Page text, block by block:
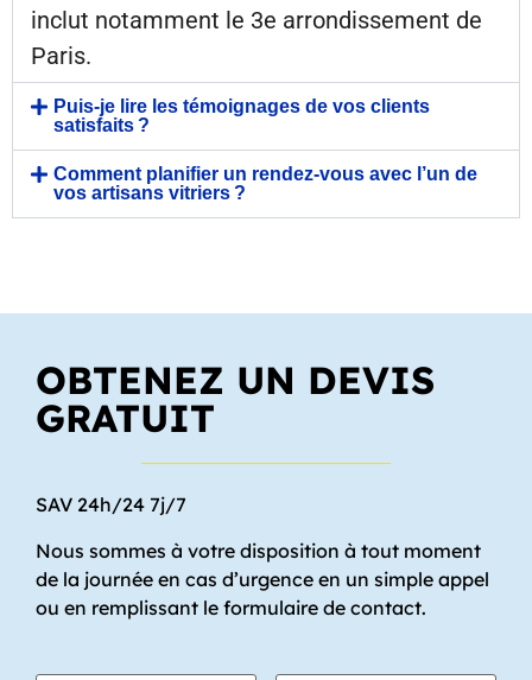
inclut notamment le 3e arrondissement de
Paris.
Puis-je lire les témoignages de vos clients
satisfaits ?
Comment planifier un rendez-vous avec l’un de
vos artisans vitriers ?
OBTENEZ UN DEVIS
GRATUIT
SAV 24h/24 7j/7
Nous sommes à votre disposition à tout moment
de la journée en cas d’urgence en un simple appel
ou en remplissant le formulaire de contact.